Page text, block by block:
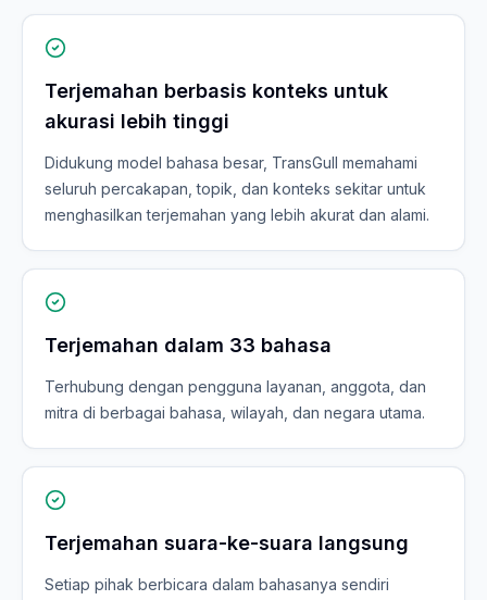
Terjemahan berbasis konteks untuk
akurasi lebih tinggi
Didukung model bahasa besar, TransGull memahami
seluruh percakapan, topik, dan konteks sekitar untuk
menghasilkan terjemahan yang lebih akurat dan alami.
Terjemahan dalam 33 bahasa
Terhubung dengan pengguna layanan, anggota, dan
mitra di berbagai bahasa, wilayah, dan negara utama.
Terjemahan suara-ke-suara langsung
Setiap pihak berbicara dalam bahasanya sendiri